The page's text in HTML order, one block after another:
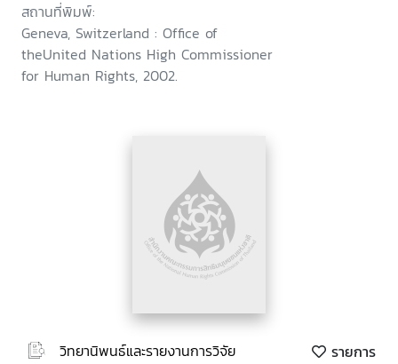
สถานที่พิมพ์:
Geneva, Switzerland : Office of
theUnited Nations High Commissioner
for Human Rights, 2002.
วิทยานิพนธ์และรายงานการวิจัย
รายการ